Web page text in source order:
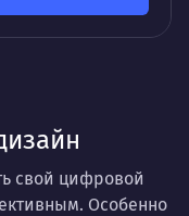
свой цифровой
Особенно